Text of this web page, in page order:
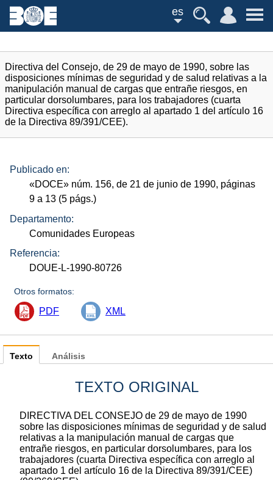
es
Directiva del Consejo, de 29 de mayo de 1990, sobre las
disposiciones mínimas de seguridad y de salud relativas a la
manipulación manual de cargas que entrañe riesgos, en
particular dorsolumbares, para los trabajadores (cuarta
Directiva específica con arreglo al apartado 1 del artículo 16
de la Directiva 89/391/CEE).
Publicado en:
«DOCE» núm. 156, de 21 de junio de 1990, páginas
9 a 13 (5 págs.)
Departamento:
Comunidades Europeas
Referencia:
DOUE-L-1990-80726
Otros formatos:
PDF XML
Texto
TEXTO ORIGINAL
DIRECTIVA DEL CONSEJO de 29 de mayo de 1990
sobre las disposiciones mínimas de seguridad y de salud
relativas a la manipulación manual de cargas que
entrañe riesgos, en particular dorsolumbares, para los
trabajadores (cuarta Directiva específica con arreglo al
apartado 1 del artículo 16 de la Directiva 89/391/CEE)
Análisis